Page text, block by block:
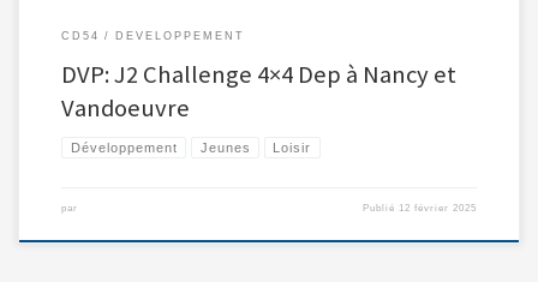
CD54 DEVELOPPEMENT
DVP: J2 Challenge 4×4 Dep à Nancy et
Vandoeuvre
Développement Jeunes Loisir
par Publié 12 février 2025